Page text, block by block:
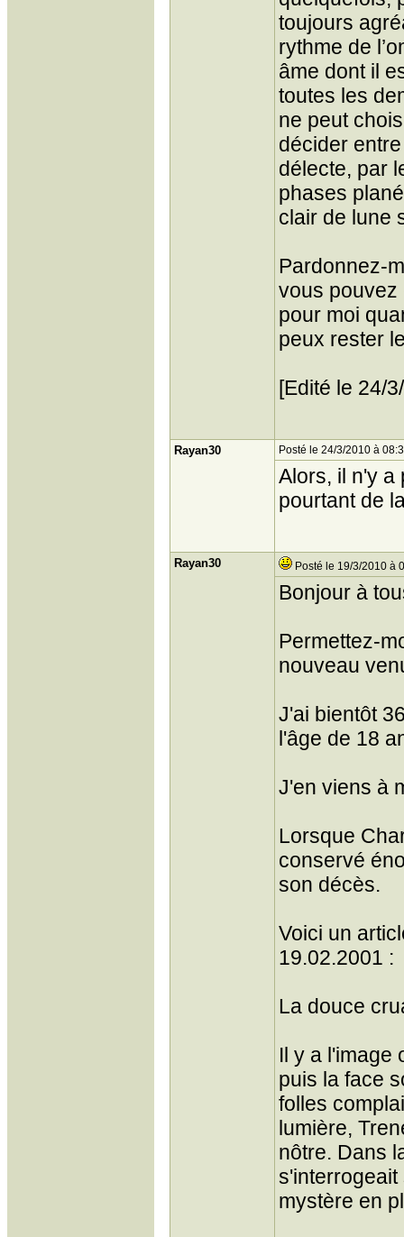
toujours
rythme de
âme dont il
toutes les
ne peut
décider
délecte, par
phases
clair de lune
Pardonnez-
vous pouvez
pour moi
peux rester
[Edité le 24/
Rayan30 Posté le 24/3/2010 à
Alors, il n'y a
pourtant de
Rayan30 Posté le 19/3/2010 à
Bonjour à
Permettez-
nouveau
J'ai bientôt
l'âge de 18
J'en viens à
Lorsque
conservé
son décès.
Voici un
19.02.2001 :
La douce
Il y a l'image
puis la face
folles
lumière,
nôtre. Dans
mystère en